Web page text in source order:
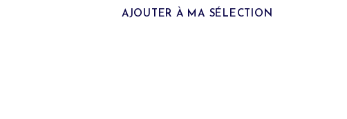
AJOUTER À MA SÉLECTION